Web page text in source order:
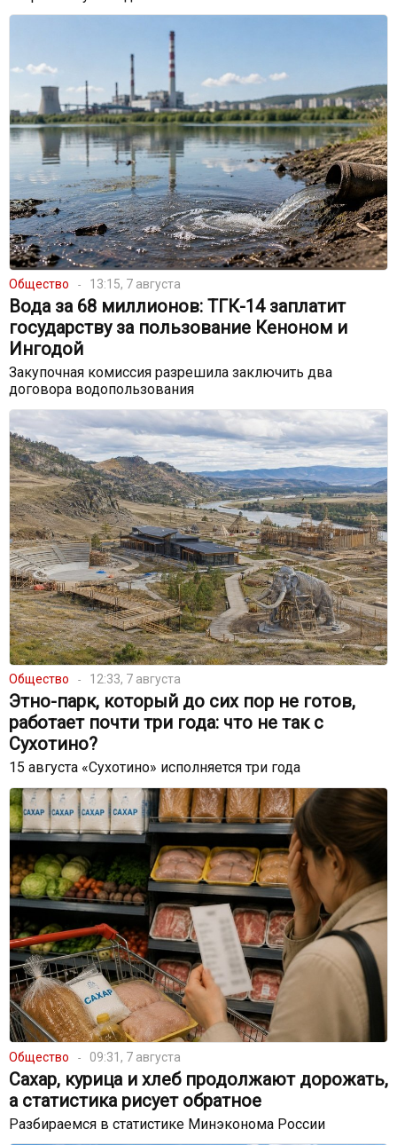
Общество 13:15, 7 августа
Вода за 68 миллионов: ТГК-14 заплатит
государству за пользование Кеноном и
Ингодой
Закупочная комиссия разрешила заключить два
договора водопользования
Общество 12:33, 7 августа
Этно-парк, который до сих пор не готов,
работает почти три года: что не так с
Сухотино?
15 августа «Сухотино» исполняется три года
Общество 09:31, 7 августа
Сахар, курица и хлеб продолжают дорожать,
а статистика рисует обратное
Разбираемся в статистике Минэконома России